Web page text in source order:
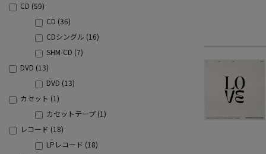
CD (59)
CD (36)
CDシングル (16)
SHM-CD (7)
DVD (13)
DVD (13)
カセット (1)
カセットテープ (1)
レコード (18)
LPレコード (18)